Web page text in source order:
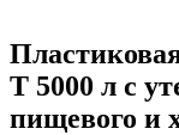
T 5000 л с
пищевого и